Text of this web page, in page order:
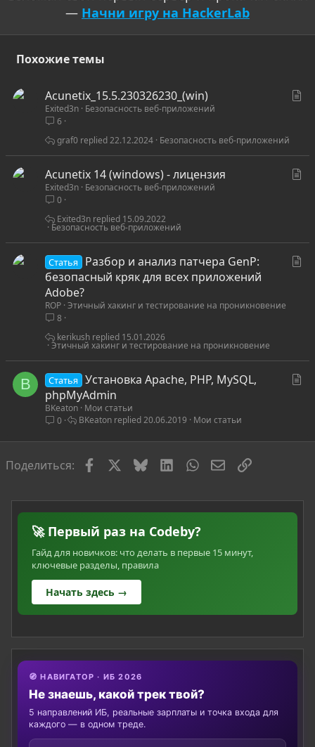
— Начни игру на HackerLab
Похожие темы
ь
Acunetix_15.5.230326230_(win)
Exited3n Безопасность веб-приложений
6
Безопасность веб-приложений
22.12.2024
graf0
Acunetix 14 (windows) - лицензия
Exited3n Безопасность веб-приложений
0
Безопасность веб-приложений
15.09.2022
Exited3n
Статья
Разбор и анализ патчера GenP:
безопасный кряк для всех приложений
Adobe?
ROP Этичный хакинг и тестирование на проникновение
8
Этичный хакинг и тестирование на проникновение
15.01.2026
kerikush
B
ь
Статья
Установка Apache, PHP, MySQL,
phpMyAdmin
BKeaton Мои статьи
0
Мои статьи
20.06.2019
BKeaton
Поделиться: FacebookBlueskyLinkedInWhatsAppЭлектронная
Ссылка
🚀 Первый раз на Codeby?
Гайд для новичков: что делать в первые 15 минут,
ключевые разделы, правила
Начать здесь →
🧭 НАВИГАТОР · ИБ 2026
Не знаешь, какой трек твой?
5 направлений ИБ, реальные зарплаты и точка входа для
каждого — в одном треде.